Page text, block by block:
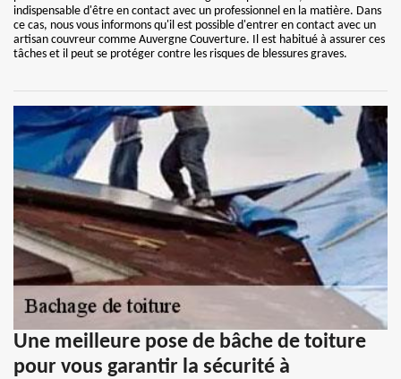
indispensable d'être en contact avec un professionnel en la matière. Dans
ce cas, nous vous informons qu'il est possible d'entrer en contact avec un
artisan couvreur comme Auvergne Couverture. Il est habitué à assurer ces
tâches et il peut se protéger contre les risques de blessures graves.
Une meilleure pose de bâche de toiture
pour vous garantir la sécurité à